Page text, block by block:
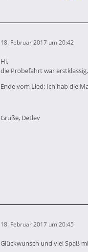
18. Februar 2017 um 20:42
Hi,
die Probefahrt war
Ende vom Lied: Ich hab die
Grüße, Detlev
18. Februar 2017 um 20:45
Glückwunsch und viel Spaß